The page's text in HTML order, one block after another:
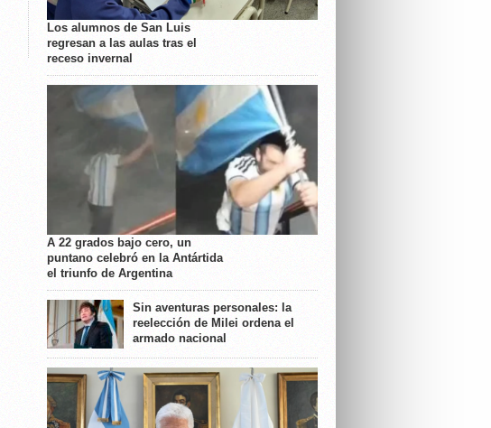
Los alumnos de San Luis
regresan a las aulas tras el
receso invernal
A 22 grados bajo cero, un
puntano celebró en la Antártida
el triunfo de Argentina
Sin aventuras personales: la
reelección de Milei ordena el
armado nacional